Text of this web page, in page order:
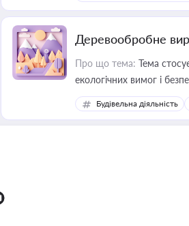
Деревообробне
Про що тема: Тема
екологічних вимог і
Будівельна діяльність